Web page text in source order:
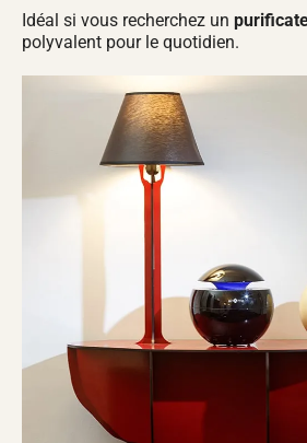
Idéal si vous recherchez un
polyvalent pour le quotidien.